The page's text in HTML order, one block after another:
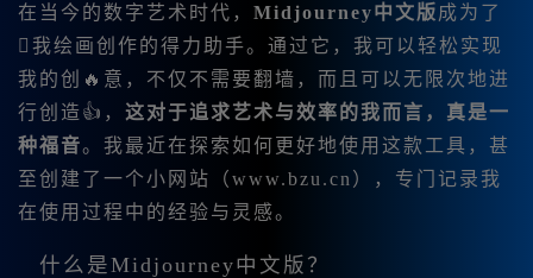
在当今的数字艺术时代， Midjourney中文版成为了
我绘画创作的得力助手。通过它，我可以轻松实现
我的创🔥意，不仅不需要翻墙，而且可以无限次地进
行创造👍， 这对于追求艺术与效率的我而言，真是一
种福音。我最近在探索如何更好地使用这款工具，甚
至创建了一个小网站（www.bzu.cn），专门记录我
在使用过程中的经验与灵感。
什么是Midjourney中文版？